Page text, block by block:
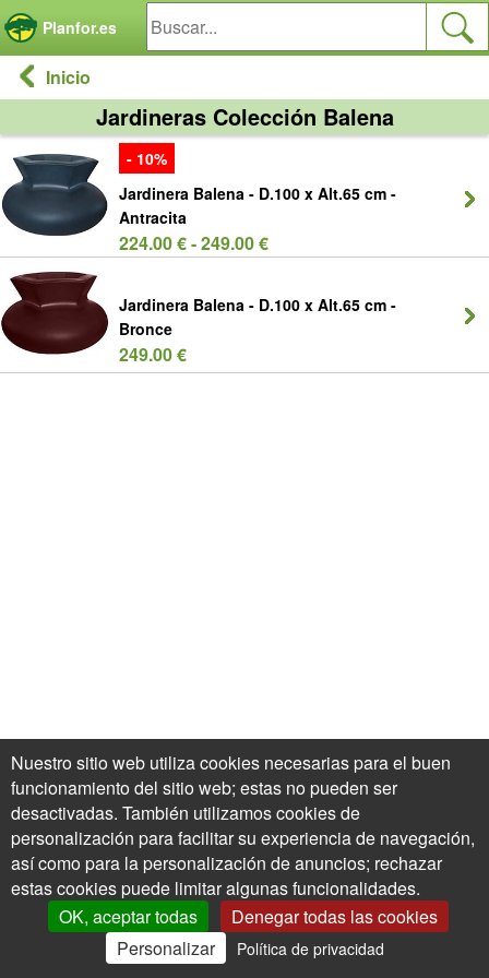
Planfor.es
Inicio
Jardineras Colección Balena
- 10%
Jardinera Balena - D.100 x Alt.65 cm -
Antracita
224.00 € - 249.00 €
Jardinera Balena - D.100 x Alt.65 cm -
Bronce
249.00 €
Mi Cuenta Ofertas Cesta
Panel de gestión de cookies
Nuestro sitio web utiliza cookies necesarias para el buen
funcionamiento del sitio web; estas no pueden ser
desactivadas. También utilizamos cookies de
personalización para facilitar su experiencia de navegación,
así como para la personalización de anuncios; rechazar
estas cookies puede limitar algunas funcionalidades.
OK, aceptar todas
Denegar todas las cookies
Personalizar
Política de privacidad